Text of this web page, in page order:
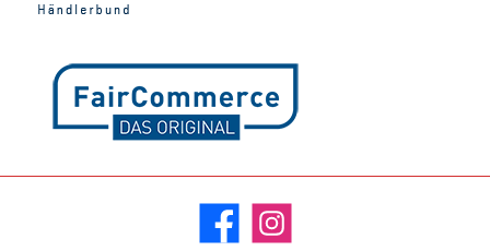
Facebook Instagram